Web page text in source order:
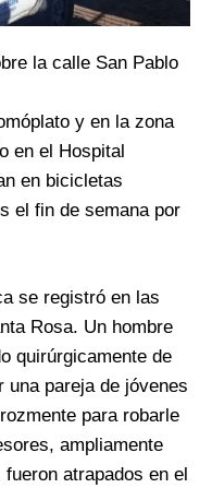
la calle San Pablo
y en la zona
en el Hospital
en bicicletas
el fin de semana por
se registró en las
Rosa. Un hombre
quirúrgicamente de
una pareja de jóvenes
para robarle
ampliamente
atrapados en el